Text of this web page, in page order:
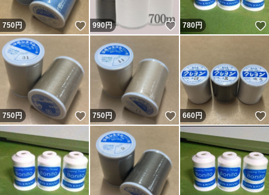
750円 いいね！
990円 いいね！
780円
750円 いいね！
750円 いいね！
660円